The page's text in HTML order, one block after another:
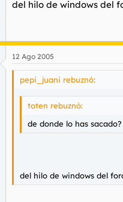
del hilo de windows del
12 Ago 2005
pepi_juani rebuznó:
toten rebuznó:
de donde lo has sacado?
del hilo de windows del